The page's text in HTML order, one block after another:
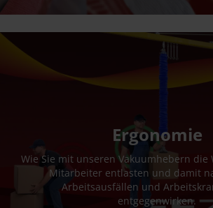
Ergonomie
Wie Sie mit unseren Vakuumhebern
Mitarbeiter entlasten und damit
Arbeitsausfällen und
entgegenwirken.